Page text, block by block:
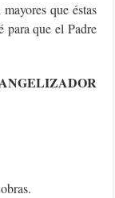
que éstas
para que el Padre